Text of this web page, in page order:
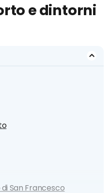
e dintorni
San Francesco